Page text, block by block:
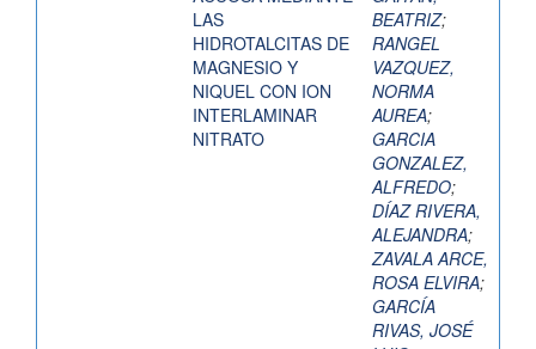
LAS
HIDROTALCITAS DE
MAGNESIO Y
NIQUEL CON ION
INTERLAMINAR
NITRATO
BEATRIZ;
RANGEL
VAZQUEZ,
NORMA
AUREA;
GARCIA
GONZALEZ,
ALFREDO;
DÍAZ RIVERA,
ALEJANDRA;
ZAVALA ARCE,
ROSA ELVIRA;
GARCÍA
RIVAS, JOSÉ